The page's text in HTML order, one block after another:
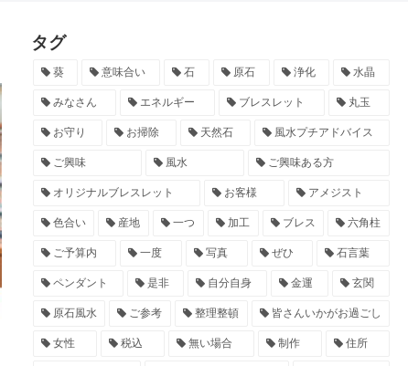
タグ
葵 意味合い 石 原石 浄化 水晶
みなさん エネルギー ブレスレット 丸玉
お守り お掃除 天然石 風水プチアドバイス
ご興味 風水 ご興味ある方
オリジナルブレスレット お客様 アメジスト
色合い 産地 一つ 加工 ブレス 六角柱
ご予算内 一度 写真 ぜひ 石言葉
ペンダント 是非 自分自身 金運 玄関
原石風水 ご参考 整理整頓 皆さんいかがお過ごし
女性 税込 無い場合 制作 住所